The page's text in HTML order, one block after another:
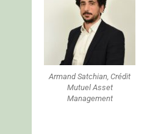
Armand Satchian, Crédit
Mutuel Asset
Management